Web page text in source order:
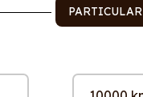
PARTICULAR